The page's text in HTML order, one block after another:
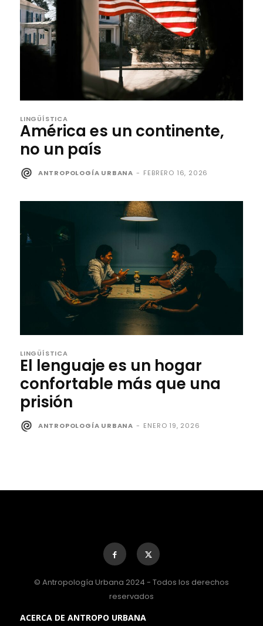
LINGÜÍSTICA
América es un continente,
no un país
ANTROPOLOGÍA URBANA - FEBRERO 16, 2026
LINGÜÍSTICA
El lenguaje es un hogar
confortable más que una
prisión
ANTROPOLOGÍA URBANA - ENERO 19, 2026
© Antropología Urbana 2024 - Todos los derechos
reservados
ACERCA DE ANTROPO URBANA